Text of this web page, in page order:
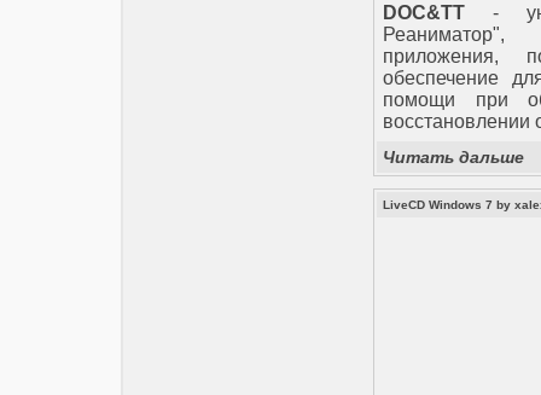
DOC&TT -
Реаниматор",
приложения,
обеспечение
помощи при
восстановлении
Читать дальше
LiveCD Windows 7 by